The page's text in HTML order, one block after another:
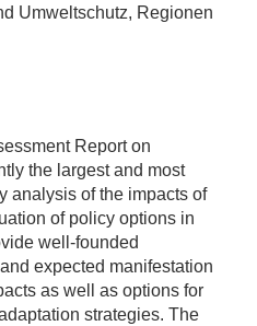
Umweltschutz, Regionen
Report on
the largest and most
analysis of the impacts of
of policy options in
well-founded
expected manifestation
as well as options for
strategies. The